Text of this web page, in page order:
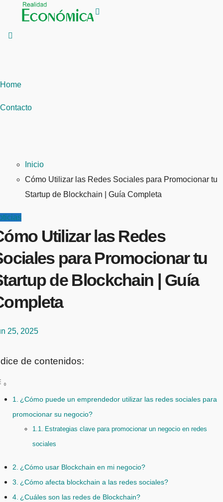
contenido
Home
Contacto
Inicio
Cómo Utilizar las Redes Sociales para Promocionar tu
Startup de Blockchain | Guía Completa
Utilizar las Redes
para Promocionar tu
de Blockchain | Guía
25, 2025
de contenidos:
¿Cómo puede un emprendedor utilizar las redes sociales para
promocionar su negocio?
Estrategias clave para promocionar un negocio en redes
sociales
¿Cómo usar Blockchain en mi negocio?
¿Cómo afecta blockchain a las redes sociales?
¿Cuáles son las redes de Blockchain?